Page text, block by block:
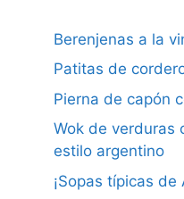
Berenjenas a la
Patitas de
Pierna de capón
Wok de verduras
estilo argentino
¡Sopas típicas de